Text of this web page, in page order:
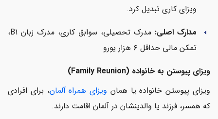
ویزای کاری تبدیل کرد.
arrow_left مدارک اصلی:
مدرک تحصیلی، سوابق کاری، مدرک زبان B1،
تمکن مالی حداقل ۶ هزار یورو
ویزای پیوستن به خانواده (Family Reunion)
ویزای پیوستن خانواده یا همان ویزای همراه آلمان، برای افرادی
که همسر، فرزند یا والدینشان در آلمان اقامت دارند.